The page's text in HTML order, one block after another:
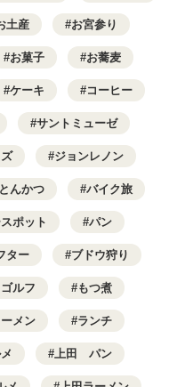
土産 お宮参り
お菓子 お蕎麦
ケーキ コーヒー
サントミューゼ
ジョンレノン
とんかつ バイク旅
ポット パン
ター ブドウ狩り
ルフ もつ煮
メン ランチ
上田 パン